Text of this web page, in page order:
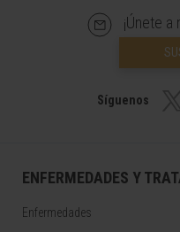
¡Únete
Síguenos
ENFERMEDADES Y
Enfermedades